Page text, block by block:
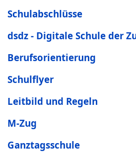
Schulabschlüsse
dsdz - Digitale Schule der
Berufsorientierung
Schulflyer
Leitbild und Regeln
M-Zug
Ganztagsschule